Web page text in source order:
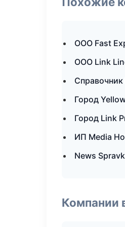
ООО Fast
ООО Link
Город
Город Link
ИП Media
News
Компании